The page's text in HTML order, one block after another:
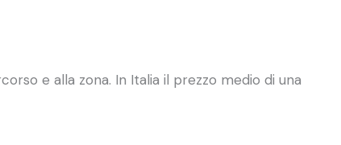
e alla zona. In Italia il prezzo medio di una